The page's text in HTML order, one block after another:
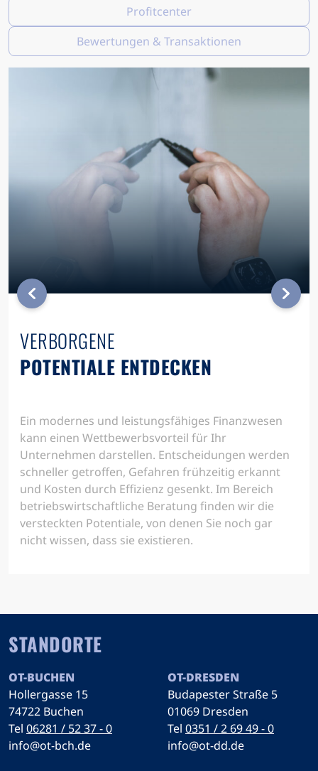
Profitcenter
Bewertungen & Transaktionen
VERBORGENE
POTENTIALE ENTDECKEN
Ein modernes und leistungsfähiges Finanzwesen
kann einen Wettbewerbsvorteil für Ihr
Unternehmen darstellen. Entscheidungen werden
schneller getroffen, Gefahren frühzeitig erkannt
und Kosten durch Effizienz gesenkt. Im Bereich
betriebswirtschaftliche Beratung finden wir die
versteckten Potentiale, von denen Sie noch gar
nicht wissen, dass sie existieren.
STANDORTE
OT-BUCHEN
Hollergasse 15
74722 Buchen
Tel 06281 / 52 37 - 0
info@ot-bch.de
OT-DRESDEN
Budapester Straße 5
01069 Dresden
Tel 0351 / 2 69 49 - 0
info@ot-dd.de